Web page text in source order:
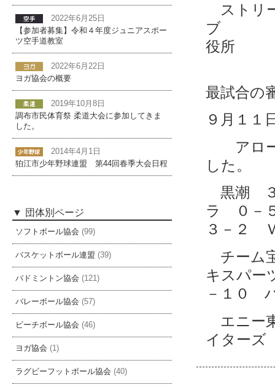
ストリ
ブ
役所
最試合の
９月１１
アロー
した。
黒潮
ラ ０
３－２
チー
キスパ
－１０
エニ
イター
2022年6月25日
【参加者募集】令和４年度ジュニアスポー
ツ空手道教室
2022年6月22日
ヨガ協会の概要
2019年10月8日
調布市民体育祭 柔道大会に参加してきま
した。
2014年4月1日
狛江市少年野球連盟 第44回春季大会日程
団体別ページ
ソフトボール協会 (99)
バスケットボール連盟 (39)
バドミントン協会 (121)
バレーボール協会 (57)
ビーチボール協会 (46)
ヨガ協会 (1)
ラグビーフットボール協会 (40)